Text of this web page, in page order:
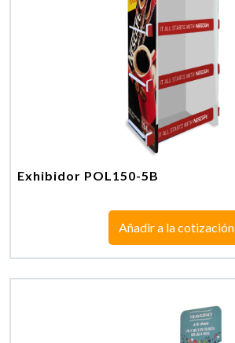
Exhibidor POL150-5B
Añadir a la cotización